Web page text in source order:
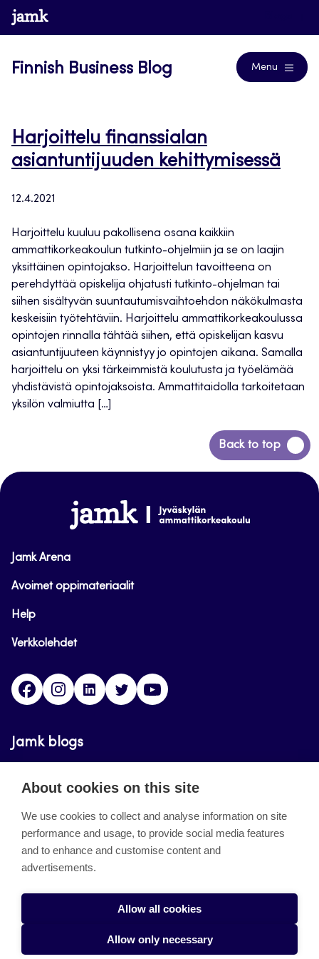
Skip
to
www.jamk.fi
Finnish Business Blog Menu
Harjoittelu finanssialan
asiantuntijuuden kehittymisessä
12.4.2021
Harjoittelu kuuluu pakollisena osana kaikkiin
ammattikorkeakoulun tutkinto-ohjelmiin ja se on laajin
yksittäinen opintojakso. Harjoittelun tavoitteena on
perehdyttää opiskelija ohjatusti tutkinto-ohjelman tai
siihen sisältyvän suuntautumisvaihtoehdon näkökulmasta
keskeisiin työtehtäviin. Harjoittelu ammattikorkeakoulussa
opintojen rinnalla tähtää siihen, että opiskelijan kasvu
asiantuntijuuteen käynnistyy jo opintojen aikana. Samalla
harjoittelu on yksi tärkeimmistä koulutusta ja työelämää
yhdistävistä opintojaksoista. Ammattitaidolla tarkoitetaan
yksilön valmiutta […]
Back to top
Back
to
www.jamk.fi
Jamk Arena
Avoimet oppimateriaalit
Help
Verkkolehdet
FacebookInstagramLinkedinTwitter
Jamk blogs
Updating the blogs of the Jamk blog service has
About the site
Käyttöehdot
Saavutettavuusseloste
Alasottoilmoitus
About cookies on this site
We use cookies to collect and analyse information on site
performance and usage, to provide social media features
and to enhance and customise content and
advertisements.
Allow all cookies
Allow only necessary